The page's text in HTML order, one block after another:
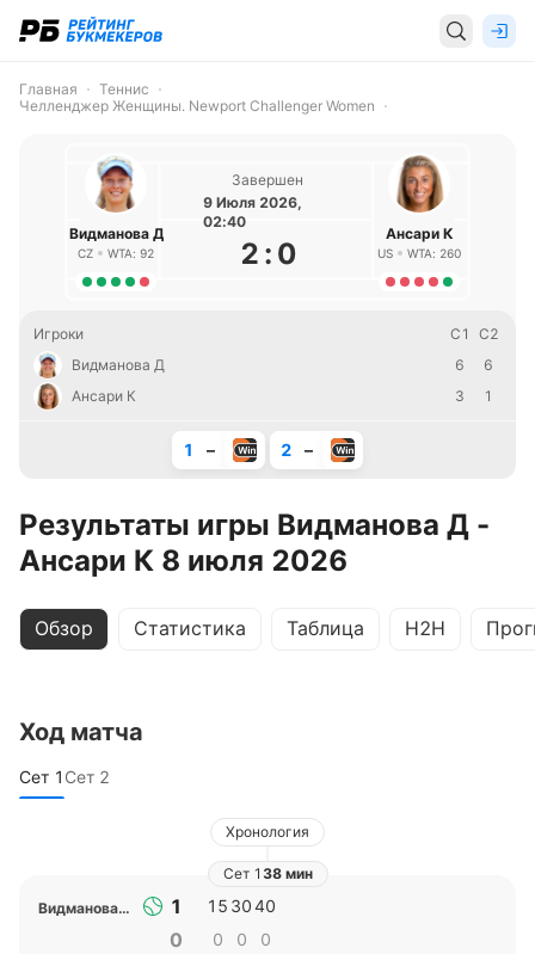
Главная
Теннис
Челленджер Женщины. Newport Challenger Women
Видманова Д
CZ WTA: 92
Завершен
9 Июля 2026,
02:40
2 : 0
Ансари К
US WTA: 260
Игроки С1
С2
Видманова Д
6
6
Ансари К
3 1
1 – 2 –
Результаты игры Видманова Д -
Ансари К 8 июля 2026
Обзор Статистика Таблица H2H
Ход матча
Сет 1 Сет 2
Хронология
Сет 1 38 мин
Видманова Д
1
0
15
0
30
0
40
0